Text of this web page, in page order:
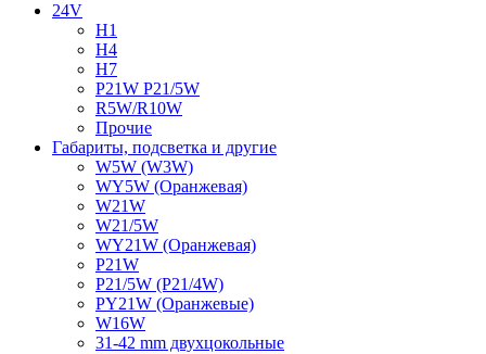
24V
H1
H4
H7
P21W P21/5W
R5W/R10W
Прочие
Габариты, подсветка и другие
W5W (W3W)
WY5W (Оранжевая)
W21W
W21/5W
WY21W (Оранжевая)
P21W
P21/5W (P21/4W)
PY21W (Оранжевые)
W16W
31-42 mm двухцокольные